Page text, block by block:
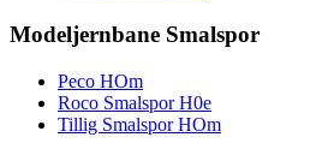
Modeljernbane Smalspor
Peco HOm
Roco Smalspor H0e
Tillig Smalspor HOm